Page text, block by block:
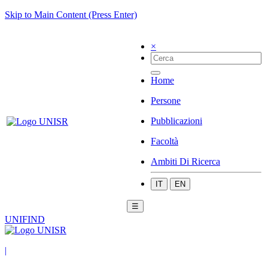
Skip to Main Content (Press Enter)
×
Home
Persone
Pubblicazioni
Facoltà
Ambiti Di Ricerca
IT EN
☰
UNIFIND
|